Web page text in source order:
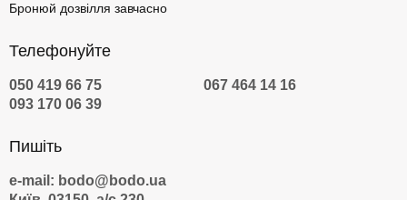
Бронюй дозвілля завчасно
Телефонуйте
050 419 66 75
067 464 14 16
093 170 06 39
Пишіть
e-mail: bodo@bodo.ua